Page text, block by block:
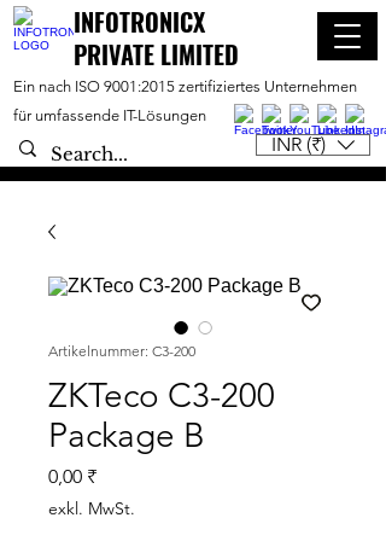
INFOTRONICX
PRIVATE LIMITED
Ein nach ISO 9001:2015 zertifiziertes Unternehmen
für umfassende IT-Lösungen
INR (₹)
Artikelnummer: C3-200
ZKTeco C3-200
Package B
0,00 ₹Preis
exkl. MwSt.